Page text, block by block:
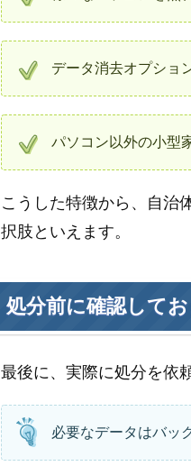
データ消去オプショ
パソコン以外の小型
こうした特徴から、自治
択肢といえます。
処分前に確認して
最後に、実際に処分を依
必要なデータはバッ